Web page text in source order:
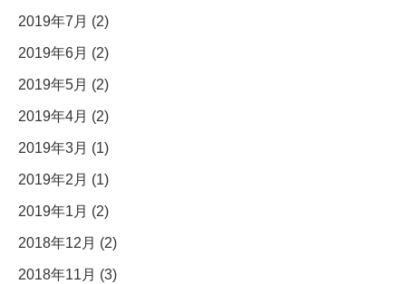
2019年7月 (2)
2019年6月 (2)
2019年5月 (2)
2019年4月 (2)
2019年3月 (1)
2019年2月 (1)
2019年1月 (2)
2018年12月 (2)
2018年11月 (3)